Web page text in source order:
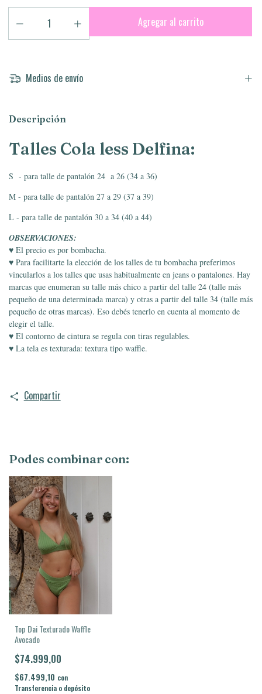
Medios de envío
Descripción
Talles Cola less Delfina:
S - para talle de pantalón 24 a 26 (34 a 36)
M - para talle de pantalón 27 a 29 (37 a 39)
L - para talle de pantalón 30 a 34 (40 a 44)
OBSERVACIONES:
♥ El precio es por bombacha.
♥ Para facilitarte la elección de los talles de tu bombacha preferimos
vincularlos a los talles que usas habitualmente en jeans o pantalones. Hay
marcas que enumeran su talle más chico a partir del talle 24 (talle más
pequeño de una determinada marca) y otras a partir del talle 34 (talle más
pequeño de otras marcas). Eso debés tenerlo en cuenta al momento de
elegir el talle.
♥ El contorno de cintura se regula con tiras regulables.
♥ La tela es texturada: textura tipo waffle.
Compartir
Podes combinar con:
Top Dai Texturado Waffle
Avocado
$74.999,00
$67.499,10 con
Transferencia o depósito